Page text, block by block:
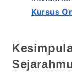
Kursus